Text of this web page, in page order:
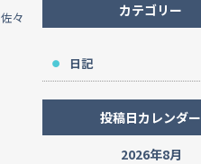
々
カテゴリー
日記
投稿日カレンダー
2026年8月